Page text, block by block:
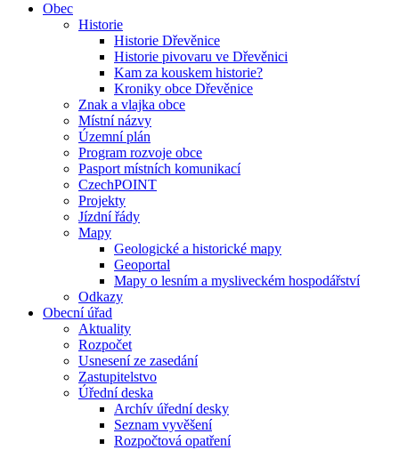
Obec
Historie
Historie Dřevěnice
Historie pivovaru ve Dřevěnici
Kam za kouskem historie?
Kroniky obce Dřevěnice
Znak a vlajka obce
Místní názvy
Územní plán
Program rozvoje obce
Pasport místních komunikací
CzechPOINT
Projekty
Jízdní řády
Mapy
Geologické a historické mapy
Geoportal
Mapy o lesním a mysliveckém hospodářství
Odkazy
Obecní úřad
Aktuality
Rozpočet
Usnesení ze zasedání
Zastupitelstvo
Úřední deska
Archív úřední desky
Seznam vyvěšení
Rozpočtová opatření